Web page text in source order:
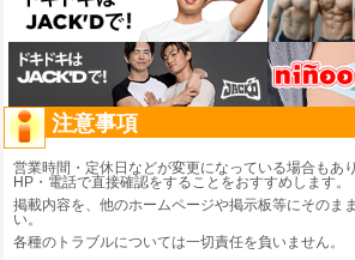
注意事項
営業時間・定休日などが変更になっている場合もあ
HP・電話で直接確認をすることをおすすめします。
掲載内容を、他のホームページや掲示板等にそのま
い。
各種のトラブルについては一切責任を負いません。